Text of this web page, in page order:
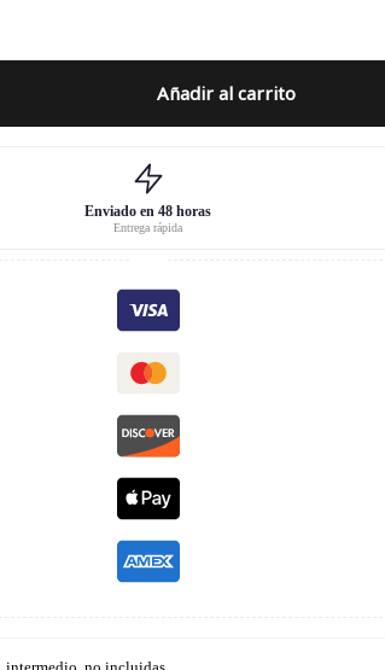
Añadir al carrito
Enviado en 48 horas
Entrega rápida